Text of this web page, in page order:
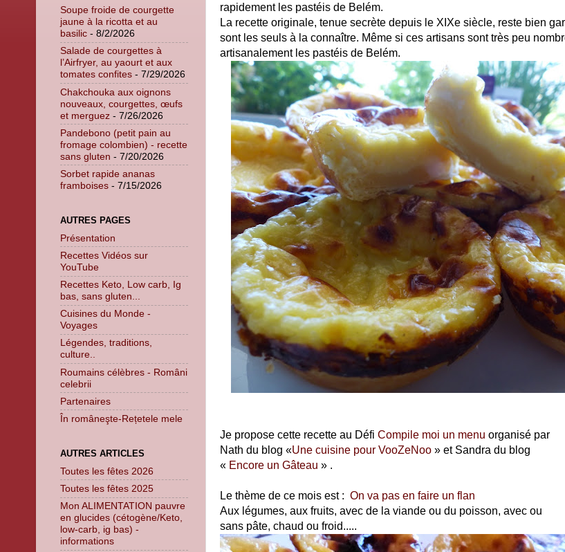
rapidement les pastéis de Belém.
La recette originale, tenue secrète depuis le XIXe siècle, reste bien
sont les seuls à la connaître. Même si ces artisans sont très peu
artisanalement les pastéis de Belém.
Je propose cette recette au Défi Compile moi un menu organisé par
Nath du blog «Une cuisine pour VooZeNoo » et Sandra du blog
« Encore un Gâteau » .
Le thème de ce mois est : On va pas en faire un flan
Aux légumes, aux fruits, avec de la viande ou du poisson, avec ou
sans pâte, chaud ou froid.....
Soupe froide de courgette
jaune à la ricotta et au
basilic - 8/2/2026
Salade de courgettes à
l’Airfryer, au yaourt et aux
tomates confites - 7/29/2026
Chakchouka aux oignons
nouveaux, courgettes, œufs
et merguez - 7/26/2026
Pandebono (petit pain au
fromage colombien) - recette
sans gluten - 7/20/2026
Sorbet rapide ananas
framboises - 7/15/2026
AUTRES PAGES
Présentation
Recettes Vidéos sur
YouTube
Recettes Keto, Low carb, Ig
bas, sans gluten...
Cuisines du Monde -
Voyages
Légendes, traditions,
culture..
Roumains célèbres - Români
celebrii
Partenaires
În româneşte-Rețetele mele
AUTRES ARTICLES
Toutes les fêtes 2026
Toutes les fêtes 2025
Mon ALIMENTATION pauvre
en glucides (cétogène/Keto,
low-carb, ig bas) -
informations